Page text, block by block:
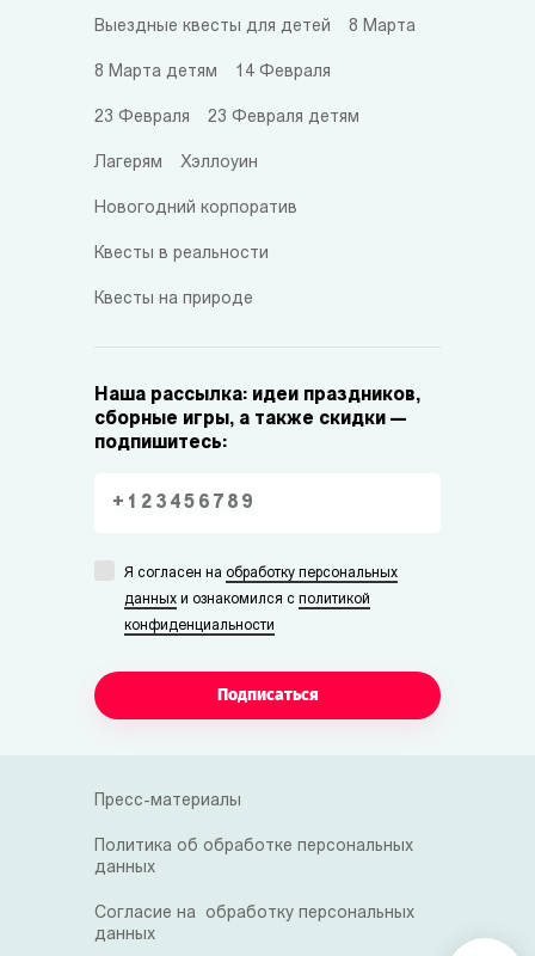
Выездные квесты для детей 8 Марта
8 Марта детям 14 Февраля
23 Февраля 23 Февраля детям
Лагерям Хэллоуин
Новогодний корпоратив
Квесты в реальности
Квесты на природе
Наша рассылка: идеи праздников,
сборные игры, а также скидки —
подпишитесь:
Я согласен на обработку персональных
данных и ознакомился с политикой
конфиденциальности
Подписаться
Пресс-материалы
Политика об обработке персональных
данных
Согласие на обработку персональных
данных